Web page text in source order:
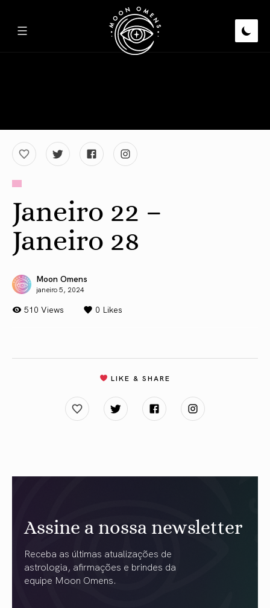
Janeiro 22 –
Janeiro 28
Moon Omens
janeiro 5, 2024
510 Views 0 Likes
LIKE & SHARE
Assine a nossa newsletter
Receba as últimas atualizações de
astrologia, afirmações e brindes da
equipe Moon Omens.